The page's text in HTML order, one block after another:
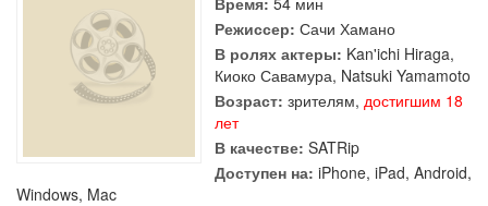
Режиссер: Сачи Хамано
В ролях актеры: Kan'ichi Hiraga,
Киоко Савамура, Natsuki Yamamoto
Возраст: зрителям, достигшим 18
лет
В качестве: SATRip
Доступен на: iPhone, iPad, Android,
Windows, Mac